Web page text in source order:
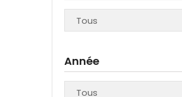
Année